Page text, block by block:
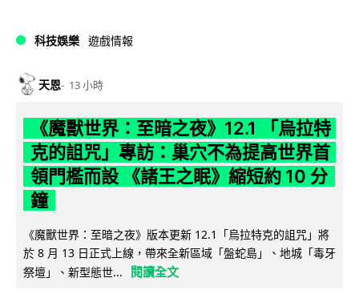
科技娛樂 遊戲情報
天恩 13 小時
《魔獸世界：至暗之夜》12.1 「烏拉特
克的詛咒」專訪：巢穴不為提高世界首
領門檻而設 《諸王之眠》縮短約 10 分
鐘
《魔獸世界：至暗之夜》版本更新 12.1「烏拉特克的詛咒」將
於 8 月 13 日正式上線，帶來全新區域「盤蛇島」、地城「毒牙
祭壇」、新型態世...
閱讀全文